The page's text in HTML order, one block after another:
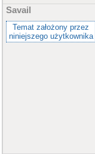
Savail
Temat założony przez
niniejszego użytkownika